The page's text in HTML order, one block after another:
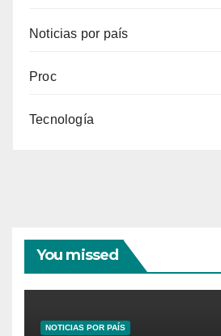
Noticias por país
Proc
Tecnología
You missed
NOTICIAS POR PAÍS